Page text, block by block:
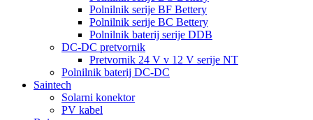
Polnilnik serije BF Bettery
Polnilnik serije BC Bettery
Polnilnik baterij serije DDB
DC-DC pretvornik
Pretvornik 24 V v 12 V serije NT
Polnilnik baterij DC-DC
Saintech
Solarni konektor
PV kabel